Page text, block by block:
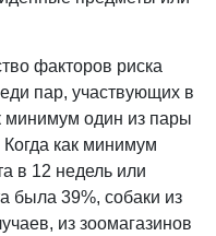
факторов риска
пар, участвующих в
минимум один из пары
как минимум
в 12 недель или
была 39%, собаки из
из зоомагазинов